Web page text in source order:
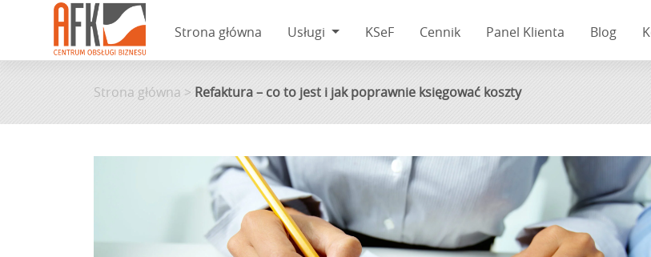
Skip
to
Strona główna Usługi KSeF Cennik Panel Klienta Blog
Strona główna > Refaktura – co to jest i jak poprawnie księgować koszty